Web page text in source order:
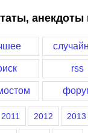
rss
2011 2012 2013